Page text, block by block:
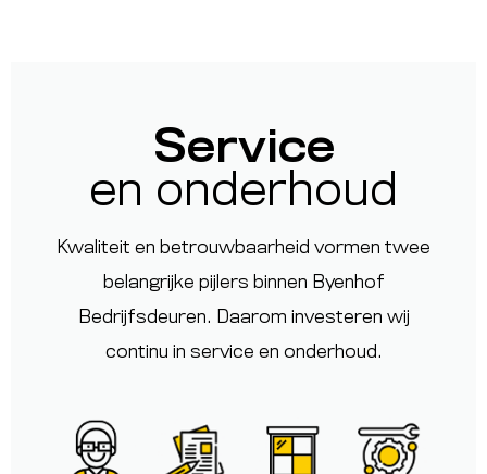
Service
en onderhoud
Kwaliteit en betrouwbaarheid vormen twee
belangrijke pijlers binnen Byenhof
Bedrijfsdeuren. Daarom investeren wij
continu in service en onderhoud.